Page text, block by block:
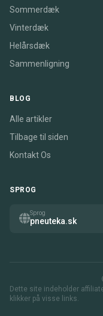
Sommerdæk
Vinterdæk
Helårsdæk
Sammenligning
BLOG
Alle artikler
Tilbage til siden
Kontakt Os
SPROG
Sprog
pneuteka.sk
Dette site indeholder
klikker på visse links.